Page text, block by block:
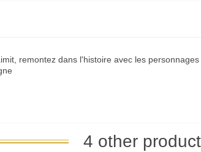
remontez dans l'histoire avec les
4 other